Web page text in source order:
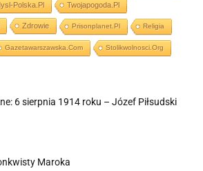
Polska.pl Twojapogoda.pl
Zdrowie Prisonplanet.pl Religia
Gazetawarszawska.com Stolikwolnosci.org
6 sierpnia 1914 roku – Józef Piłsudski
Maroka